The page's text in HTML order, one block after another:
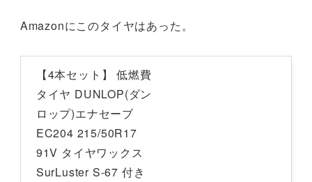
Amazonにこのタイヤはあった。
【4本セット】 低燃費
タイヤ DUNLOP(ダン
ロップ)エナセーブ
EC204 215/50R17
91V タイヤワックス
SurLuster S-67 付き